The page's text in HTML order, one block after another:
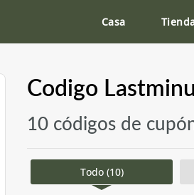
Casa
Codigo
10 códigos de
Todo (10)